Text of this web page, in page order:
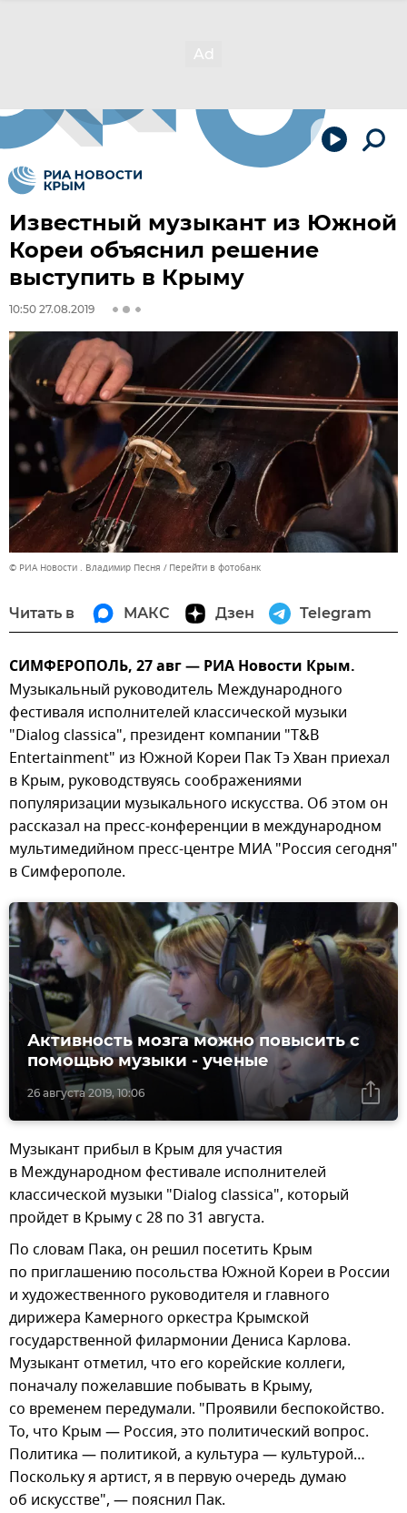
Известный музыкант из Южной
Кореи объяснил решение
выступить в Крыму
10:50 27.08.2019
© РИА Новости . Владимир Песня Перейти в фотобанк
Читать в МАКС Дзен Telegram
СИМФЕРОПОЛЬ, 27 авг — РИА Новости Крым.
Музыкальный руководитель Международного
фестиваля исполнителей классической музыки
"Dialog classica", президент компании "T&B
Entertainment" из Южной Кореи Пак Тэ Хван приехал
в Крым, руководствуясь соображениями
популяризации музыкального искусства. Об этом он
рассказал на пресс-конференции в международном
мультимедийном пресс-центре МИА "Россия сегодня"
в Симферополе.
26 августа 2019, 10:06
Активность мозга можно повысить с
помощью музыки - ученые
Музыкант прибыл в Крым для участия
в Международном фестивале исполнителей
классической музыки "Dialog classica", который
пройдет в Крыму с 28 по 31 августа.
По словам Пака, он решил посетить Крым
по приглашению посольства Южной Кореи в России
и художественного руководителя и главного
дирижера Камерного оркестра Крымской
государственной филармонии Дениса Карлова.
Музыкант отметил, что его корейские коллеги,
поначалу пожелавшие побывать в Крыму,
со временем передумали. "Проявили беспокойство.
То, что Крым — Россия, это политический вопрос.
Политика — политикой, а культура — культурой…
Поскольку я артист, я в первую очередь думаю
об искусстве", — пояснил Пак.